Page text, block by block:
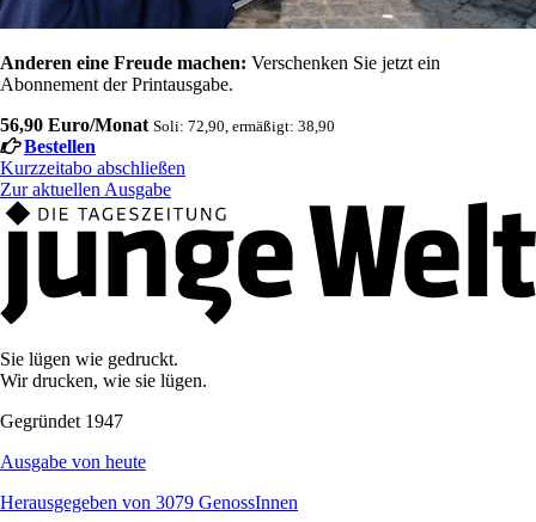
Anderen eine Freude machen: Verschenken Sie jetzt ein
Abonnement der Printausgabe.
56,90 Euro/Monat Soli: 72,90, ermäßigt: 38,90
Bestellen
Kurzzeitabo abschließen
Zur aktuellen Ausgabe
Sie lügen wie gedruckt.
Wir drucken, wie sie lügen.
Gegründet 1947
Ausgabe von heute
Herausgegeben von 3079 GenossInnen